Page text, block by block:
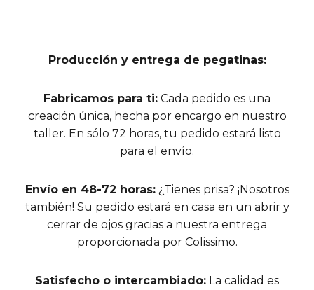
Producción y entrega de pegatinas:
Fabricamos para ti: Cada pedido es una
creación única, hecha por encargo en nuestro
taller. En sólo 72 horas, tu pedido estará listo
para el envío.
Envío en 48-72 horas:¿Tienes prisa? ¡Nosotros
también! Su pedido estará en casa en un abrir y
cerrar de ojos gracias a nuestra entrega
proporcionada por Colissimo.
Satisfecho o intercambiado: La calidad es